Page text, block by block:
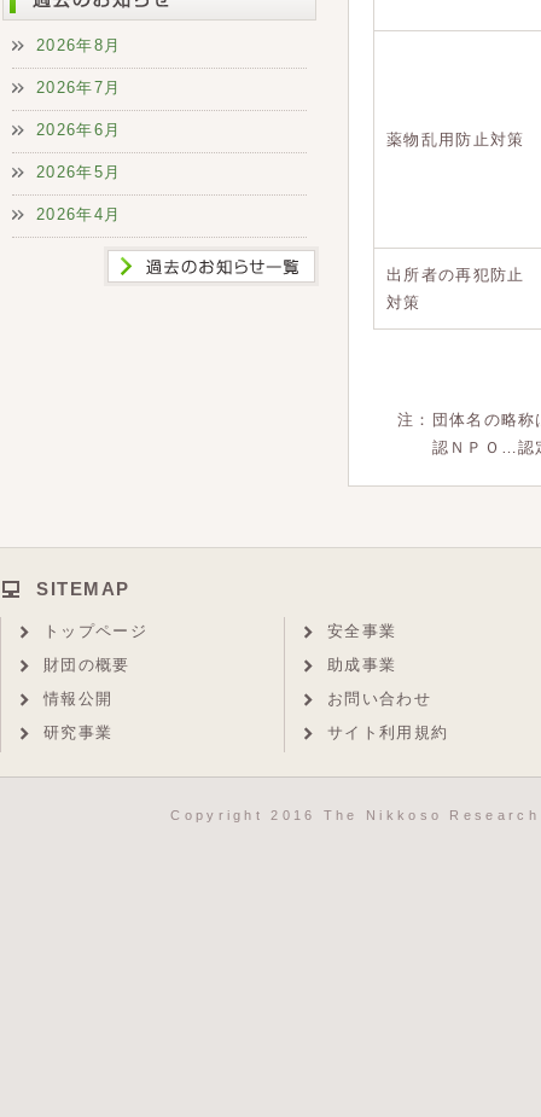
薬物乱用防止対策
出所者の再犯防止
対策
注：団体名の略
認ＮＰＯ…認
2026年8月
2026年7月
2026年6月
2026年5月
2026年4月
SITEMAP
トップページ
財団の概要
情報公開
研究事業
安全事業
助成事業
お問い合わせ
サイト利用規約
Copyright 2016 The Nikkoso